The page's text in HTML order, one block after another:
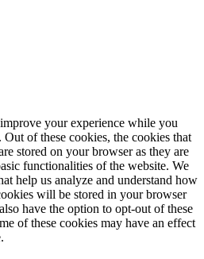
your experience while you
of these cookies, the cookies that
stored on your browser as they are
functionalities of the website. We
help us analyze and understand how
will be stored in your browser
have the option to opt-out of these
of these cookies may have an effect